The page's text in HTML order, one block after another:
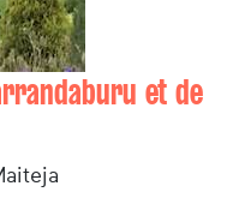
et de